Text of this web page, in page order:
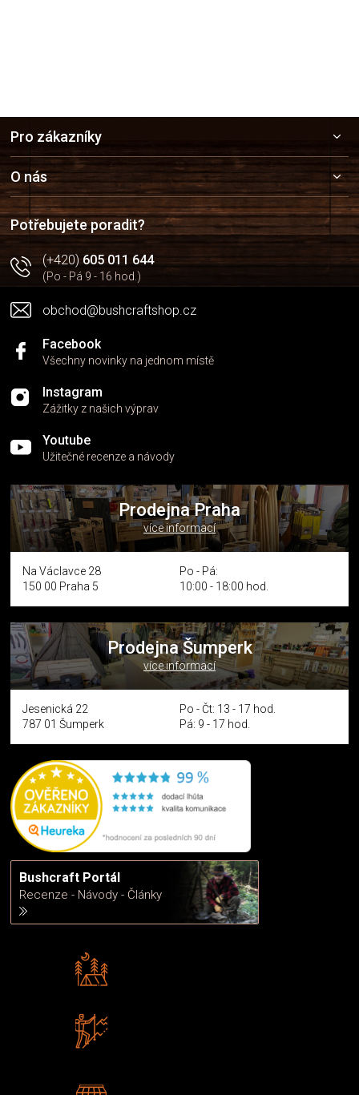
a
t
í
Pro zákazníky
O nás
Potřebujete poradit?
(+420)605 011 644
(Po - Pá 9 - 16 hod.)
obchod@bushcraftshop.cz
Facebook
Všechny novinky na jednom místě
Instagram
Zážitky z našich výprav
Youtube
Užitečné recenze a návody
Prodejna Praha
více informací
Na Václavce 28
150 00 Praha 5
Po - Pá:
10:00 - 18:00 hod.
Prodejna Šumperk
více informací
Jesenická 22
787 01 Šumperk
Po - Čt: 13 - 17 hod.
Pá: 9 - 17 hod.
Bushcraft Portál
Recenze - Návody - Články